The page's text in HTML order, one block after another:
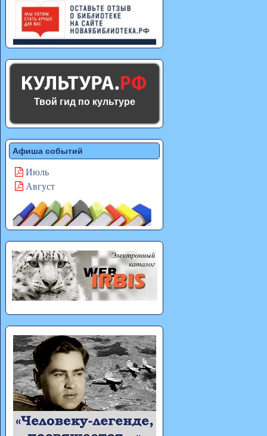
Твой гид по культуре
Афиша событий
Июль
Август